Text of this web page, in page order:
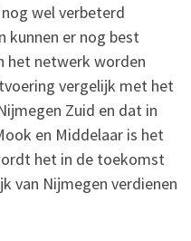
wel verbeterd
kunnen er nog best
het netwerk worden
vergelijk met het
Zuid en dat in
en Middelaar is het
het in de toekomst
van Nijmegen verdienen